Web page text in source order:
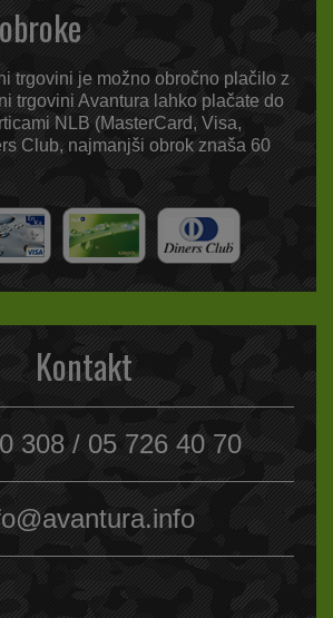
trgovini je možno obročno plačilo z
trgovini Avantura lahko plačate do
NLB (MasterCard, Visa,
Club, najmanjši obrok znaša 60
Kontakt
308 / 05 726 40 70